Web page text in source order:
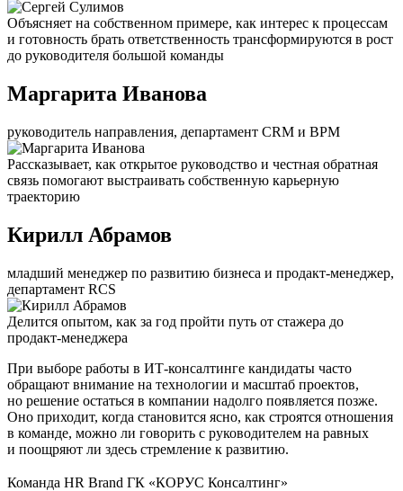
Объясняет на собственном примере, как интерес к процессам
и готовность брать ответственность трансформируются в рост
до руководителя большой команды
Маргарита Иванова
руководитель направления, департамент CRM и BPM
Рассказывает, как открытое руководство и честная обратная
связь помогают выстраивать собственную карьерную
траекторию
Кирилл Абрамов
младший менеджер по развитию бизнеса и продакт-менеджер,
департамент RCS
Делится опытом, как за год пройти путь от стажера до
продакт-менеджера
При выборе работы в ИТ-консалтинге кандидаты часто
обращают внимание на технологии и масштаб проектов,
но решение остаться в компании надолго появляется позже.
Оно приходит, когда становится ясно, как строятся отношения
в команде, можно ли говорить с руководителем на равных
и поощряют ли здесь стремление к развитию.
Команда HR Brand ГК «КОРУС Консалтинг»